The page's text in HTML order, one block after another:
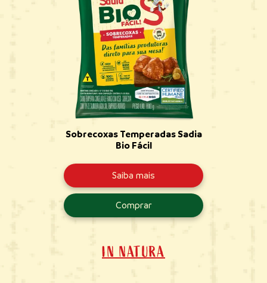
Sobrecoxas Temperadas Sadia
Bio Fácil
Saiba mais
Comprar
IN NATURA